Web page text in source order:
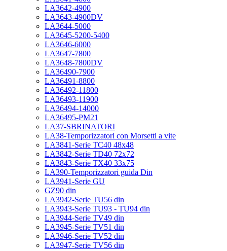
LA3642-4900
LA3643-4900DV
LA3644-5000
LA3645-5200-5400
LA3646-6000
LA3647-7800
LA3648-7800DV
LA36490-7900
LA36491-8800
LA36492-11800
LA36493-11900
LA36494-14000
LA36495-PM21
LA37-SBRINATORI
LA38-Temporizzatori con Morsetti a vite
LA3841-Serie TC40 48x48
LA3842-Serie TD40 72x72
LA3843-Serie TX40 33x75
LA390-Temporizzatori guida Din
LA3941-Serie GU
GZ90 din
LA3942-Serie TU56 din
LA3943-Serie TU93 - TU94 din
LA3944-Serie TV49 din
LA3945-Serie TV51 din
LA3946-Serie TV52 din
LA3947-Serie TV56 din